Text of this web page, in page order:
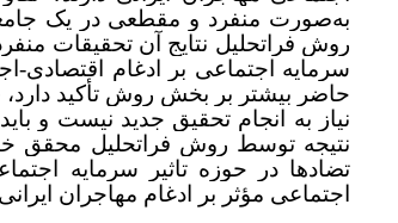
به‌صورت منفرد و مقطعی در یک
روش فراتحلیل نتایج آن تحقیقات
سرمایه اجتماعی بر ادغام اقتصادی-
حاضر بیشتر بر بخش روش تأکید
نیاز به انجام تحقیق جدید نیست و
تضادها در حوزه تاثیر سرمایه
اجتماعی مؤثر بر ادغام مهاجران